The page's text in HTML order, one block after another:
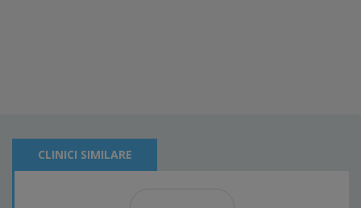
CLINICI SIMILARE